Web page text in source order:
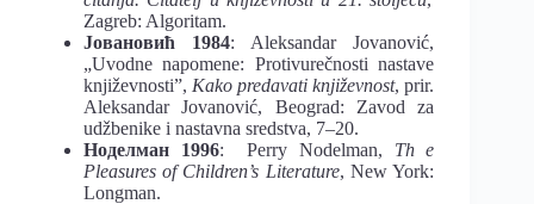
Zagreb: Algoritam.
Јовановић 1984: Aleksandar Jovanović,
„Uvodne napomene: Protivurečnosti nastave
književnosti”, Kako predavati književnost, prir.
Aleksandar Jovanović, Beograd: Zavod za
udžbenike i nastavna sredstva, 7–20.
Ноделман 1996: Perry Nodelman, Th e
Pleasures of Children’s Literature, New York:
Longman.